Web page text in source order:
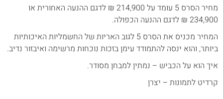
מחיר הסרס 5 עומד על 214,900 ₪ לדגם ההנעה האחורית או
234,900 ₪ לדגם ההנעה הכפולה.
המחיר מכניס את הסרס 5 לגוב האריות של החשמליות האיכותיות
ביותר, והוא ינסה להתמודד עימן בזכות נוכחות מרשימה ואיבזור נדיב.
איך הוא על הכביש – נמתין למבחן מסודר.
קרדיט לתמונות – יצרן